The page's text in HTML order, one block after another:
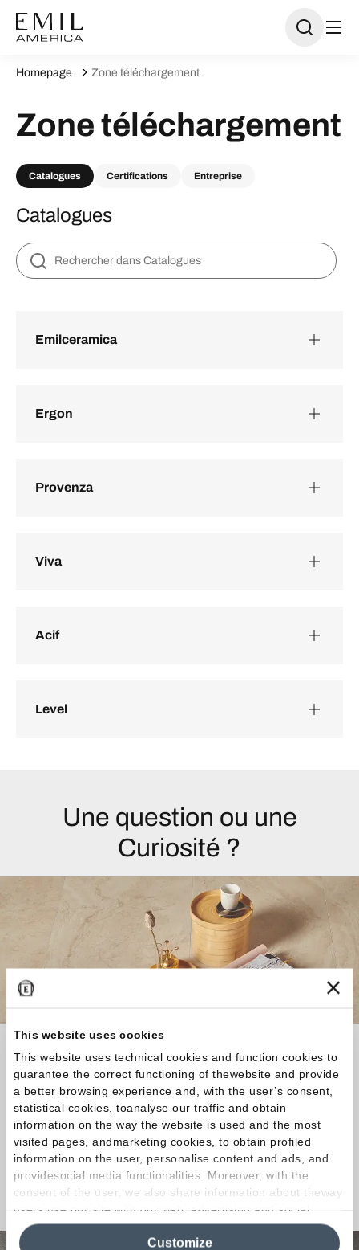
This website uses cookies
This website uses technical cookies and function cookies to
guarantee the correct functioning of thewebsite and provide
a better browsing experience and, with the user’s consent,
statistical cookies, toanalyse our traffic and obtain
information on the way the website is used and the most
visited pages, andmarketing cookies, to obtain profiled
information on the user, personalise content and ads, and
providesocial media functionalities. Moreover, with the
consent of the user, we also share information about theway
users use our site with our web, advertising and social
media analytics partners, who may combine itwith other
information in their possession. By closing this banner,
Customize
Homepage Zone téléchargement
Zone téléchargement
Catalogues Certifications Entreprise
Catalogues
Emilceramica
Ergon
Provenza
Viva
Acif
Level
Une question ou une
Curiosité ?
maison ou votre activité, ou vous souhaitez en
savoir plus sur nos collections ? Contactez-nous !
Ensemble, nous trouverons la solution sur
mesure faite pour vous !
Nous contacter